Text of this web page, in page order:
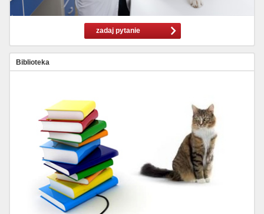
zadaj pytanie
Biblioteka